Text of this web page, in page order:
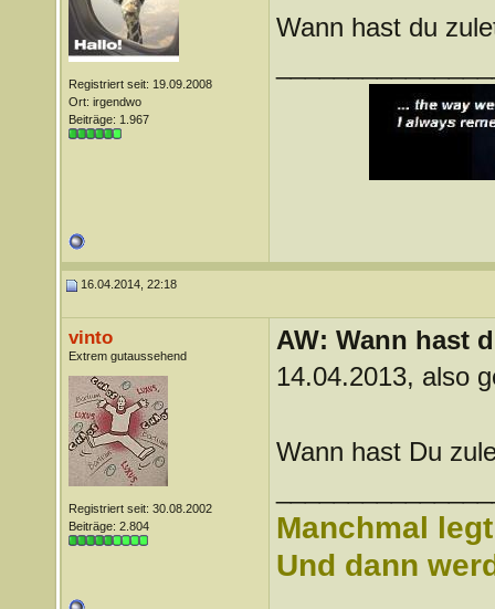
Registriert seit: 19.09.2008
Ort: irgendwo
Beiträge: 1.967
Wann hast du
16.04.2014, 22:18
vinto
Extrem gutaussehend
Registriert seit: 30.08.2002
Beiträge: 2.804
AW: Wann hast
14.04.2013, also
Wann hast Du
Manchmal
Und dann